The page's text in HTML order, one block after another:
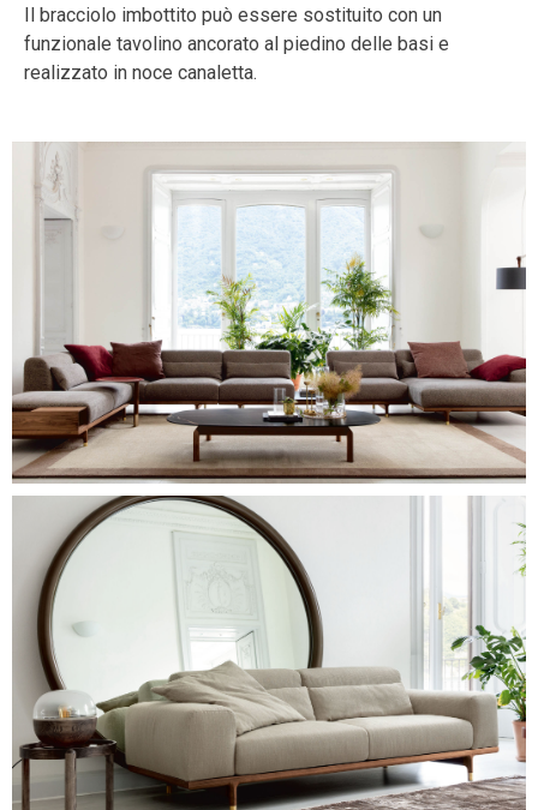
Il bracciolo imbottito può essere sostituito con un
funzionale tavolino ancorato al piedino delle basi e
realizzato in noce canaletta.